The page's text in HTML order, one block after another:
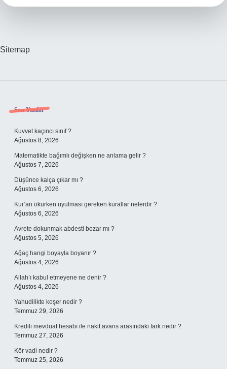
Sitemap
Sidebar
Son Yazılar
Kuvvet kaçıncı sınıf ?
Ağustos 8, 2026
Matematikte bağımlı değişken ne anlama gelir ?
Ağustos 7, 2026
Düşünce kalça çıkar mı ?
Ağustos 6, 2026
Kur’an okurken uyulması gereken kurallar nelerdir ?
Ağustos 6, 2026
Avrete dokunmak abdesti bozar mı ?
Ağustos 5, 2026
Ağaç hangi boyayla boyanır ?
Ağustos 4, 2026
Allah’ı kabul etmeyene ne denir ?
Ağustos 4, 2026
Yahudilikte koşer nedir ?
Temmuz 29, 2026
Kredili mevduat hesabı ile nakit avans arasındaki fark nedir ?
Temmuz 27, 2026
Kör vadi nedir ?
Temmuz 25, 2026